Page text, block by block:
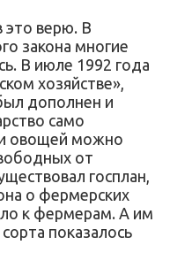
это верю. В
закона многие
В июле 1992 года
хозяйстве»,
дополнен и
само
овощей можно
от
госплан,
о фермерских
к фермерам. А им
показалось